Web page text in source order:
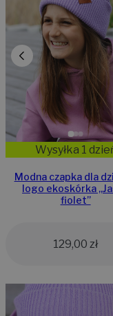
Wysyłka 1
Modna czapka dla
logo ekoskórka
fiolet”
129,00 zł